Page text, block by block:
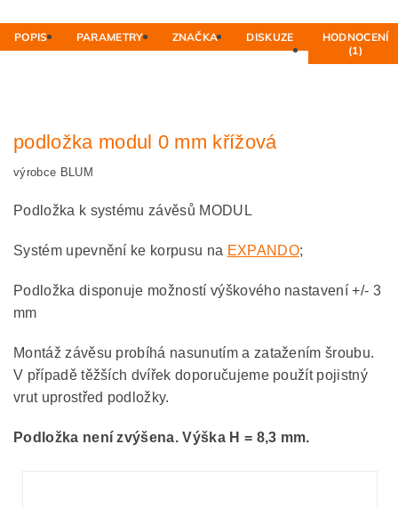
POPIS PARAMETRY ZNAČKA DISKUZE
HODNOCENÍ
(1)
podložka modul 0 mm křížová
výrobce BLUM
Podložka k systému závěsů MODUL
Systém upevnění ke korpusu na EXPANDO;
Podložka disponuje možností výškového nastavení +/- 3
mm
Montáž závěsu probíhá nasunutím a zatažením šroubu.
V případě těžších dvířek doporučujeme použít pojistný
vrut uprostřed podložky.
Podložka není zvýšena. Výška H = 8,3 mm.